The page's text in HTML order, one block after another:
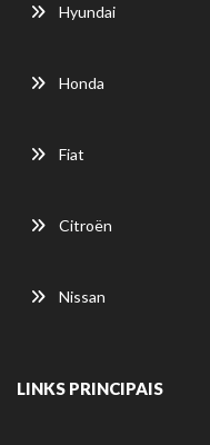
Hyundai
Honda
Fiat
Citroën
Nissan
LINKS PRINCIPAIS